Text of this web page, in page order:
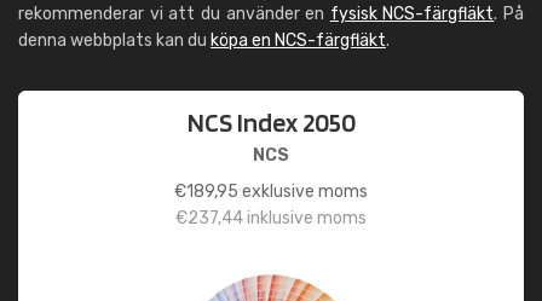
rekommenderar vi att du använder en fysisk NCS-färgfläkt. På
denna webbplats kan du köpa en NCS-färgfläkt.
NCS Index 2050
NCS
€189,95 exklusive moms
€237,44inklusive moms